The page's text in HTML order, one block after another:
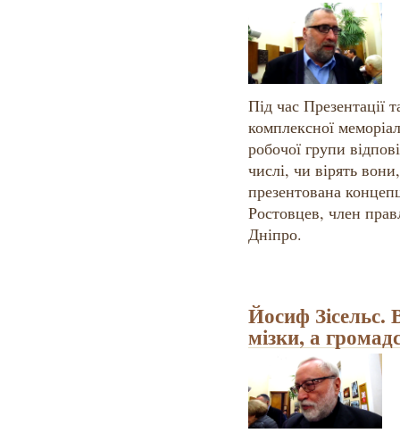
Під час Презентації
комплексної
робочої групи
числі, чи вірять
презентована
Ростовцев, член
Дніпро.
Йосиф Зісельс.
мізки, а